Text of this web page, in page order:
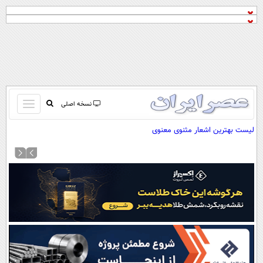
نسخه اصلی
باز
و
کردن
منو
آرشیو
نظرسنجی
آب و هوا
اوقات شرعی
سواد زندگی
لیست بهترین اشعار مثنوی معنوی